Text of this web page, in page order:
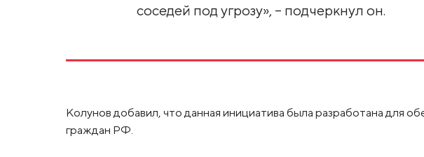
соседей под угрозу», – подчеркнул он.
Колунов добавил, что данная инициатива была разработана для
граждан РФ.